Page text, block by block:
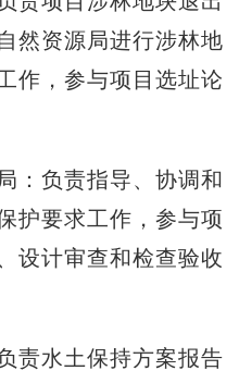
然资源局进行涉林地
作，参与项目选址论
负责指导、协调和
护要求工作，参与项
设计审查和检查验收
水土保持方案报告